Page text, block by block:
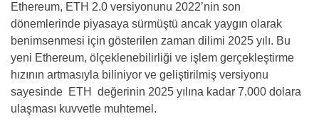
Ethereum, ETH 2.0 versiyonunu 2022’nin son
dönemlerinde piyasaya sürmüştü ancak yaygın olarak
benimsenmesi için gösterilen zaman dilimi 2025 yılı. Bu
yeni Ethereum, ölçeklenebilirliği ve işlem gerçekleştirme
hızının artmasıyla biliniyor ve geliştirilmiş versiyonu
sayesinde ETH değerinin 2025 yılına kadar 7.000 dolara
ulaşması kuvvetle muhtemel.